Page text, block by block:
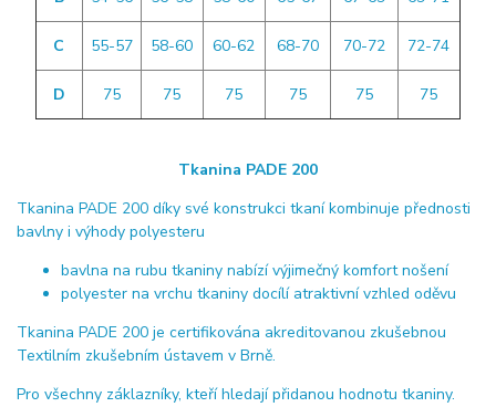
C 55-57 58-60 60-62 68-70 70-72 72-74
D 75 75 75 75 75 75
Tkanina PADE 200
Tkanina PADE 200 díky své konstrukci tkaní kombinuje přednosti
bavlny i výhody polyesteru
bavlna na rubu tkaniny nabízí výjimečný komfort nošení
polyester na vrchu tkaniny docílí atraktivní vzhled oděvu
Tkanina PADE 200 je certifikována akreditovanou zkušebnou
Textilním zkušebním ústavem v Brně.
Pro všechny záklazníky, kteří hledají přidanou hodnotu tkaniny.